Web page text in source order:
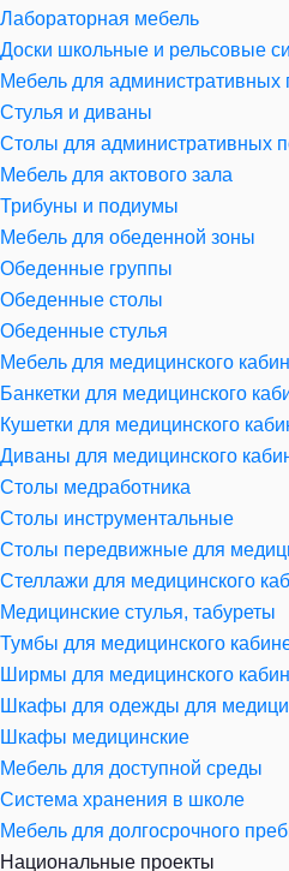
Лабораторная мебель
Доски школьные и рельсовые
Мебель для
Стулья и диваны
Столы для административных
Мебель для актового зала
Трибуны и подиумы
Мебель для обеденной зоны
Обеденные группы
Обеденные столы
Обеденные стулья
Мебель для медицинского
Банкетки для медицинского
Кушетки для медицинского
Диваны для медицинского
Столы медработника
Столы инструментальные
Столы передвижные для
Стеллажи для медицинского
Медицинские стулья, табуреты
Тумбы для медицинского
Ширмы для медицинского
Шкафы для одежды для
Шкафы медицинские
Мебель для доступной среды
Система хранения в школе
Мебель для долгосрочного
Национальные проекты